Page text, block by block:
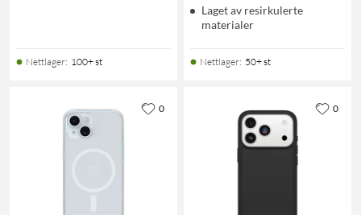
Nettlager: 100+ st
Laget av resirkulerte
materialer
Nettlager: 50+ st
0 0